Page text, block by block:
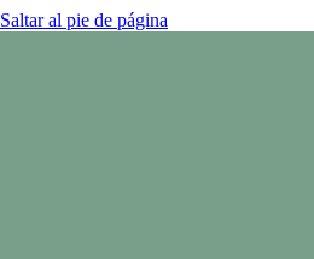
Saltar al pie de página